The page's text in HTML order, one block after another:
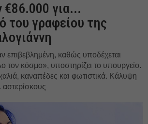
€86.000 για...
του γραφείου της
επιβεβλημένη, καθώς υποδέχεται
κόσμο», υποστηρίζει το υπουργείο.
καναπέδες και φωτιστικά. Κάλυψη